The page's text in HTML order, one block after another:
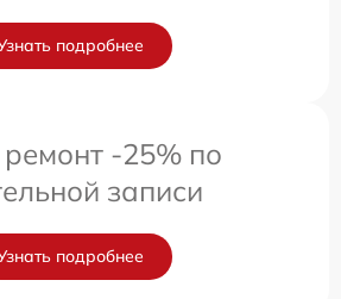
подробнее
-25% по
записи
подробнее